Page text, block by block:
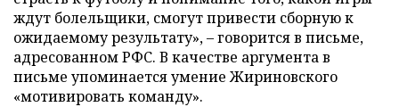
ждут болельщики, смогут привести сборную к
ожидаемому результату», – говорится в письме,
адресованном РФС. В качестве аргумента в
письме упоминается умение Жириновского
«мотивировать команду».